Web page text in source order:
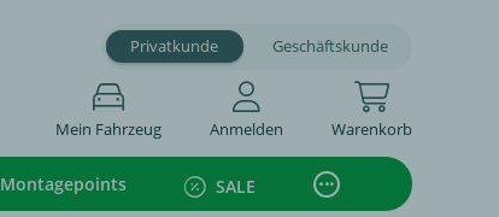
Privatkunde Geschäftskunde
Mein Fahrzeug Anmelden Warenkorb
Montagepoints SALE